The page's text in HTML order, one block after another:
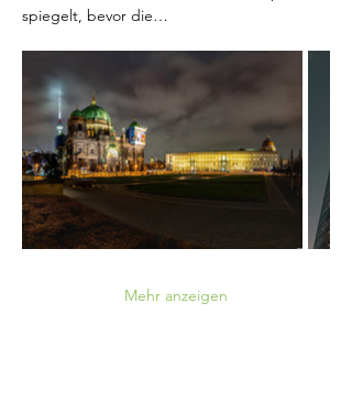
spiegelt, bevor die…
Mehr anzeigen